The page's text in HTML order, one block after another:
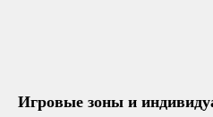
Игровые зоны и